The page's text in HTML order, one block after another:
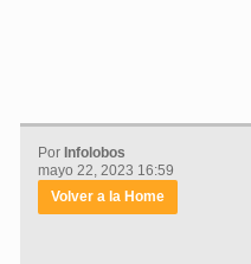
Por Infolobos
mayo 22, 2023 16:59
Volver a la Home